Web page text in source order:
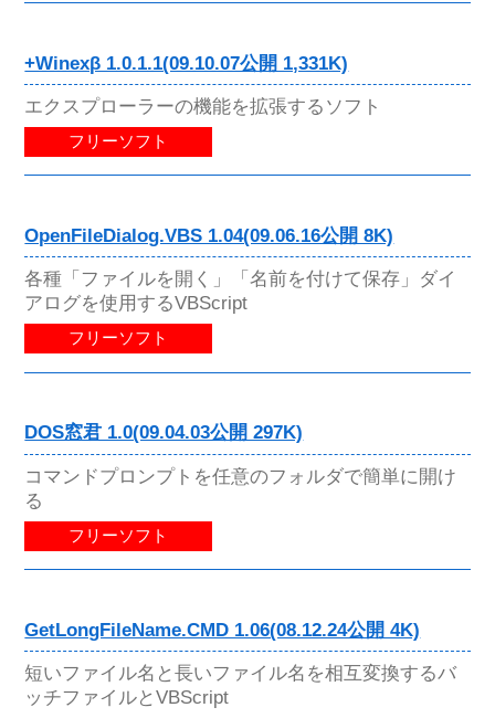
+Winexβ 1.0.1.1(09.10.07公開 1,331K)
エクスプローラーの機能を拡張するソフト
フリーソフト
OpenFileDialog.VBS 1.04(09.06.16公開 8K)
各種「ファイルを開く」「名前を付けて保存」ダイ
アログを使用するVBScript
フリーソフト
DOS窓君 1.0(09.04.03公開 297K)
コマンドプロンプトを任意のフォルダで簡単に開け
る
フリーソフト
GetLongFileName.CMD 1.06(08.12.24公開 4K)
短いファイル名と長いファイル名を相互変換するバ
ッチファイルとVBScript